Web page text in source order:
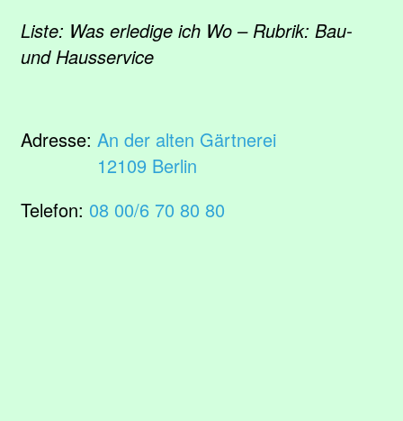
Liste: Was erledige ich Wo – Rubrik: Bau-
und Hausservice
Adresse: An der alten Gärtnerei
12109 Berlin
Telefon: 08 00/6 70 80 80